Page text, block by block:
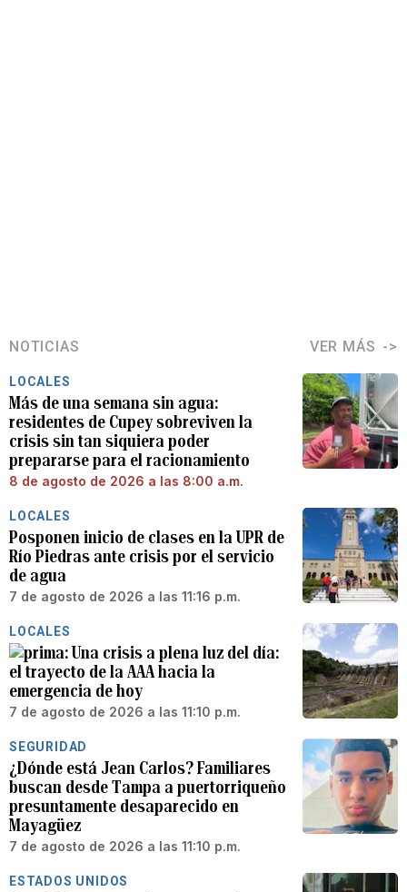
NOTICIAS VER MÁS
LOCALES
Más de una semana sin agua:
residentes de Cupey sobreviven la
crisis sin tan siquiera poder
prepararse para el racionamiento
8 de agosto de 2026 a las 8:00 a.m.
LOCALES
Posponen inicio de clases en la UPR de
Río Piedras ante crisis por el servicio
de agua
7 de agosto de 2026 a las 11:16 p.m.
LOCALES
Una crisis a plena luz del día:
el trayecto de la AAA hacia la
emergencia de hoy
7 de agosto de 2026 a las 11:10 p.m.
SEGURIDAD
¿Dónde está Jean Carlos? Familiares
buscan desde Tampa a puertorriqueño
presuntamente desaparecido en
Mayagüez
7 de agosto de 2026 a las 11:10 p.m.
ESTADOS UNIDOS